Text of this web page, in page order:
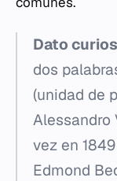
Dato
dos
(unidad de
Alessandro
vez en
Edmond